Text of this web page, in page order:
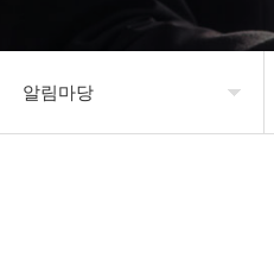
알림마당